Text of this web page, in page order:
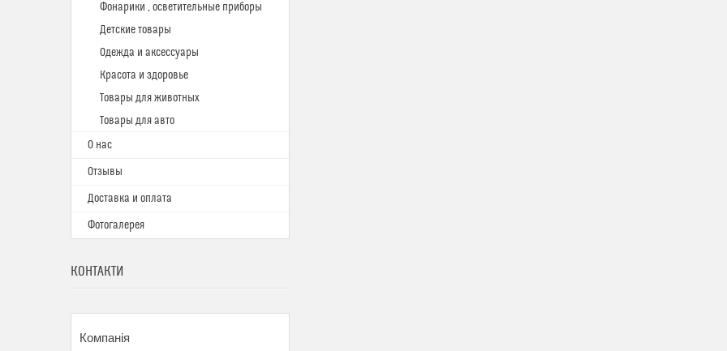
Фонарики , осветительные приборы
Детские товары
Одежда и аксессуары
Красота и здоровье
Товары для животных
Товары для авто
О нас
Отзывы
Доставка и оплата
Фотогалерея
КОНТАКТИ